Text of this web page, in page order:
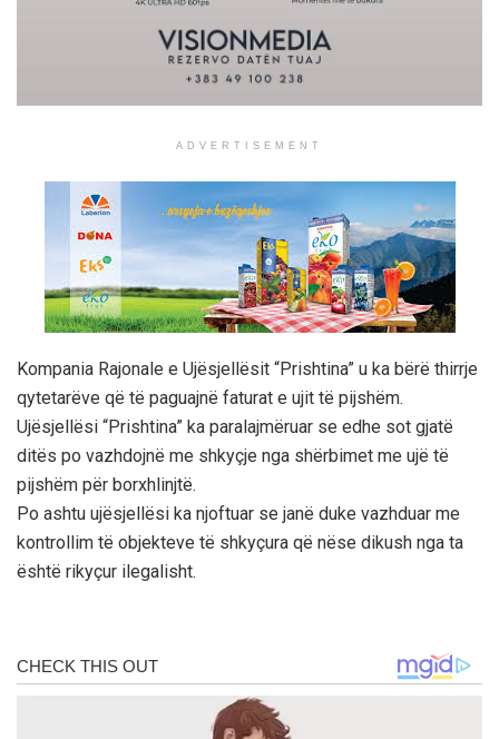
ADVERTISEMENT
Kompania Rajonale e Ujësjellësit “Prishtina” u ka bërë thirrje
qytetarëve që të paguajnë faturat e ujit të pijshëm.
Ujësjellësi “Prishtina” ka paralajmëruar se edhe sot gjatë
ditës po vazhdojnë me shkyçje nga shërbimet me ujë të
pijshëm për borxhlinjtë.
Po ashtu ujësjellësi ka njoftuar se janë duke vazhduar me
kontrollim të objekteve të shkyçura që nëse dikush nga ta
është rikyçur ilegalisht.